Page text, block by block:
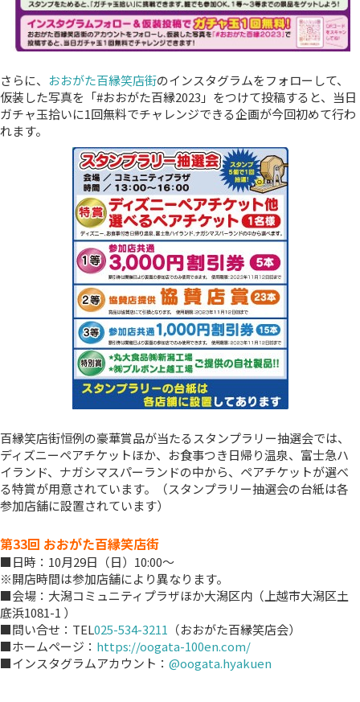
さらに、 おおがた百縁笑店街のインスタグラムをフォローして、
仮装した写真を「#おおがた百縁2023」をつけて投稿すると、当日
ガチャ玉拾いに1回無料でチャレンジできる企画が今回初めて行わ
れます。
百縁笑店街恒例の豪華賞品が当たるスタンプラリー抽選会では、
ディズニーペアチケットほか、お食事つき日帰り温泉、富士急ハ
イランド、ナガシマスパーランドの中から、ペアチケットが選べ
る特賞が用意されています。（スタンプラリー抽選会の台紙は各
参加店舗に設置されています）
第33回 おおがた百縁笑店街
■日時：10月29日（日）10:00～
※開店時間は参加店舗により異なります。
■会場：大潟コミュニティプラザほか大潟区内（上越市大潟区土
底浜1081-1 ）
■問い合せ：TEL025-534-3211 （おおがた百縁笑店会）
■ホームページ： https://oogata-100en.com/
■インスタグラムアカウント： @oogata.hyakuen